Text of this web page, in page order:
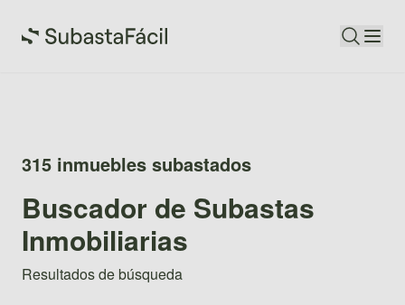
315 inmuebles subastados
Buscador de Subastas
Inmobiliarias
Resultados de búsqueda